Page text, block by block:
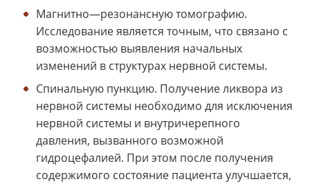
Магнитно—резонансную томографию.
Исследование является точным, что связано с
возможностью выявления начальных
изменений в структурах нервной системы.
Спинальную пункцию. Получение ликвора из
нервной системы необходимо для исключения
нервной системы и внутричерепного
давления, вызванного возможной
гидроцефалией. При этом после получения
содержимого состояние пациента улучшается,